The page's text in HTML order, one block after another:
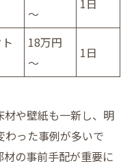
～
1日
18万円
～
1日
材や壁紙も一新し、明
わった事例が多いで
の事前手配が重要に